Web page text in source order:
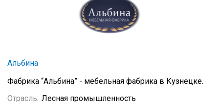
Альбина
Фабрика “Альбина” - мебельная фабрика в Кузнецке.
Отрасль: Лесная промышленность